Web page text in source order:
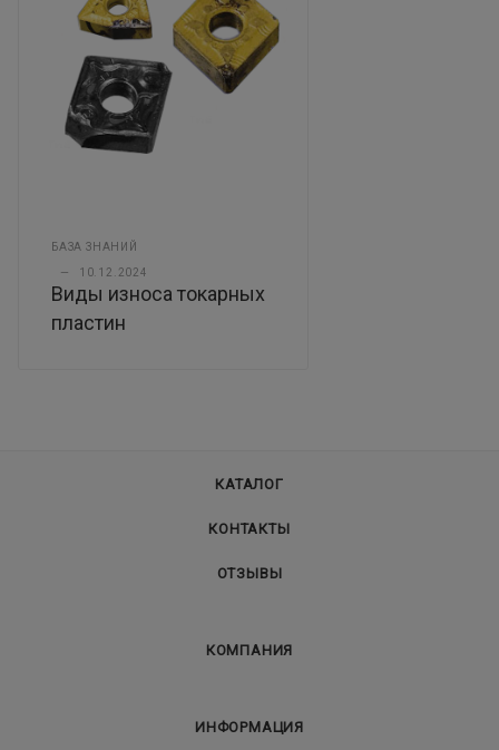
БАЗА ЗНАНИЙ
— 10.12.2024
Виды износа токарных
пластин
КАТАЛОГ
КОНТАКТЫ
ОТЗЫВЫ
КОМПАНИЯ
ИНФОРМАЦИЯ